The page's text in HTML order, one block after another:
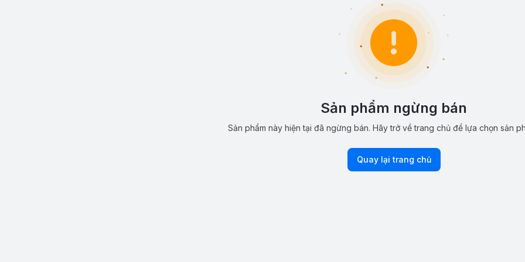
Sản phẩm ngừng bán
Sản phẩm này hiện tại đã ngừng bán. Hãy trở về trang chủ để lựa chọn sản
Quay lại trang chủ